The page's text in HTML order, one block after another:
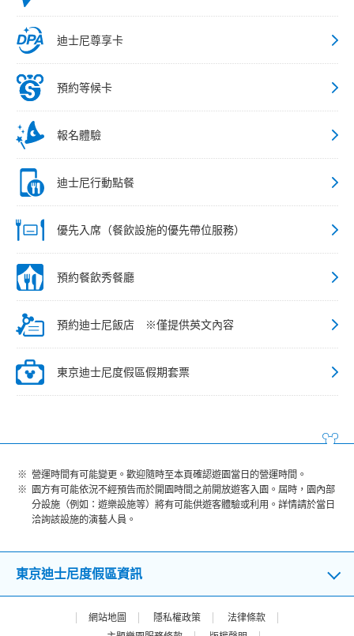
迪士尼尊享卡
預約等候卡
報名體驗
迪士尼行動點餐
優先入席（餐飲設施的優先帶位服務）
預約餐飲秀餐廳
預約迪士尼飯店 ※僅提供英文內容
東京迪士尼度假區假期套票
營運時間有可能變更。歡迎隨時至本頁確認遊園當日的營運時間。
園方有可能依況不經預告而於開園時間之前開放遊客入園。屆時，園內部
分設施（例如：遊樂設施等）將有可能供遊客體驗或利用。詳情請於當日
洽詢該設施的演藝人員。
東京迪士尼度假區資訊
網站地圖 隱私權政策
法律條款